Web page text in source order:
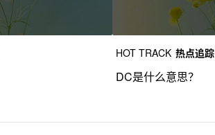
HOT TRACK 热点追踪
DC是什么意思？